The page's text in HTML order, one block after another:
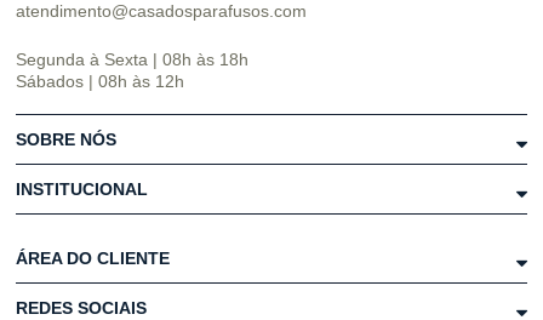
atendimento@casadosparafusos.com
Segunda à Sexta | 08h às 18h
Sábados | 08h às 12h
SOBRE NÓS
INSTITUCIONAL
ÁREA DO CLIENTE
REDES SOCIAIS